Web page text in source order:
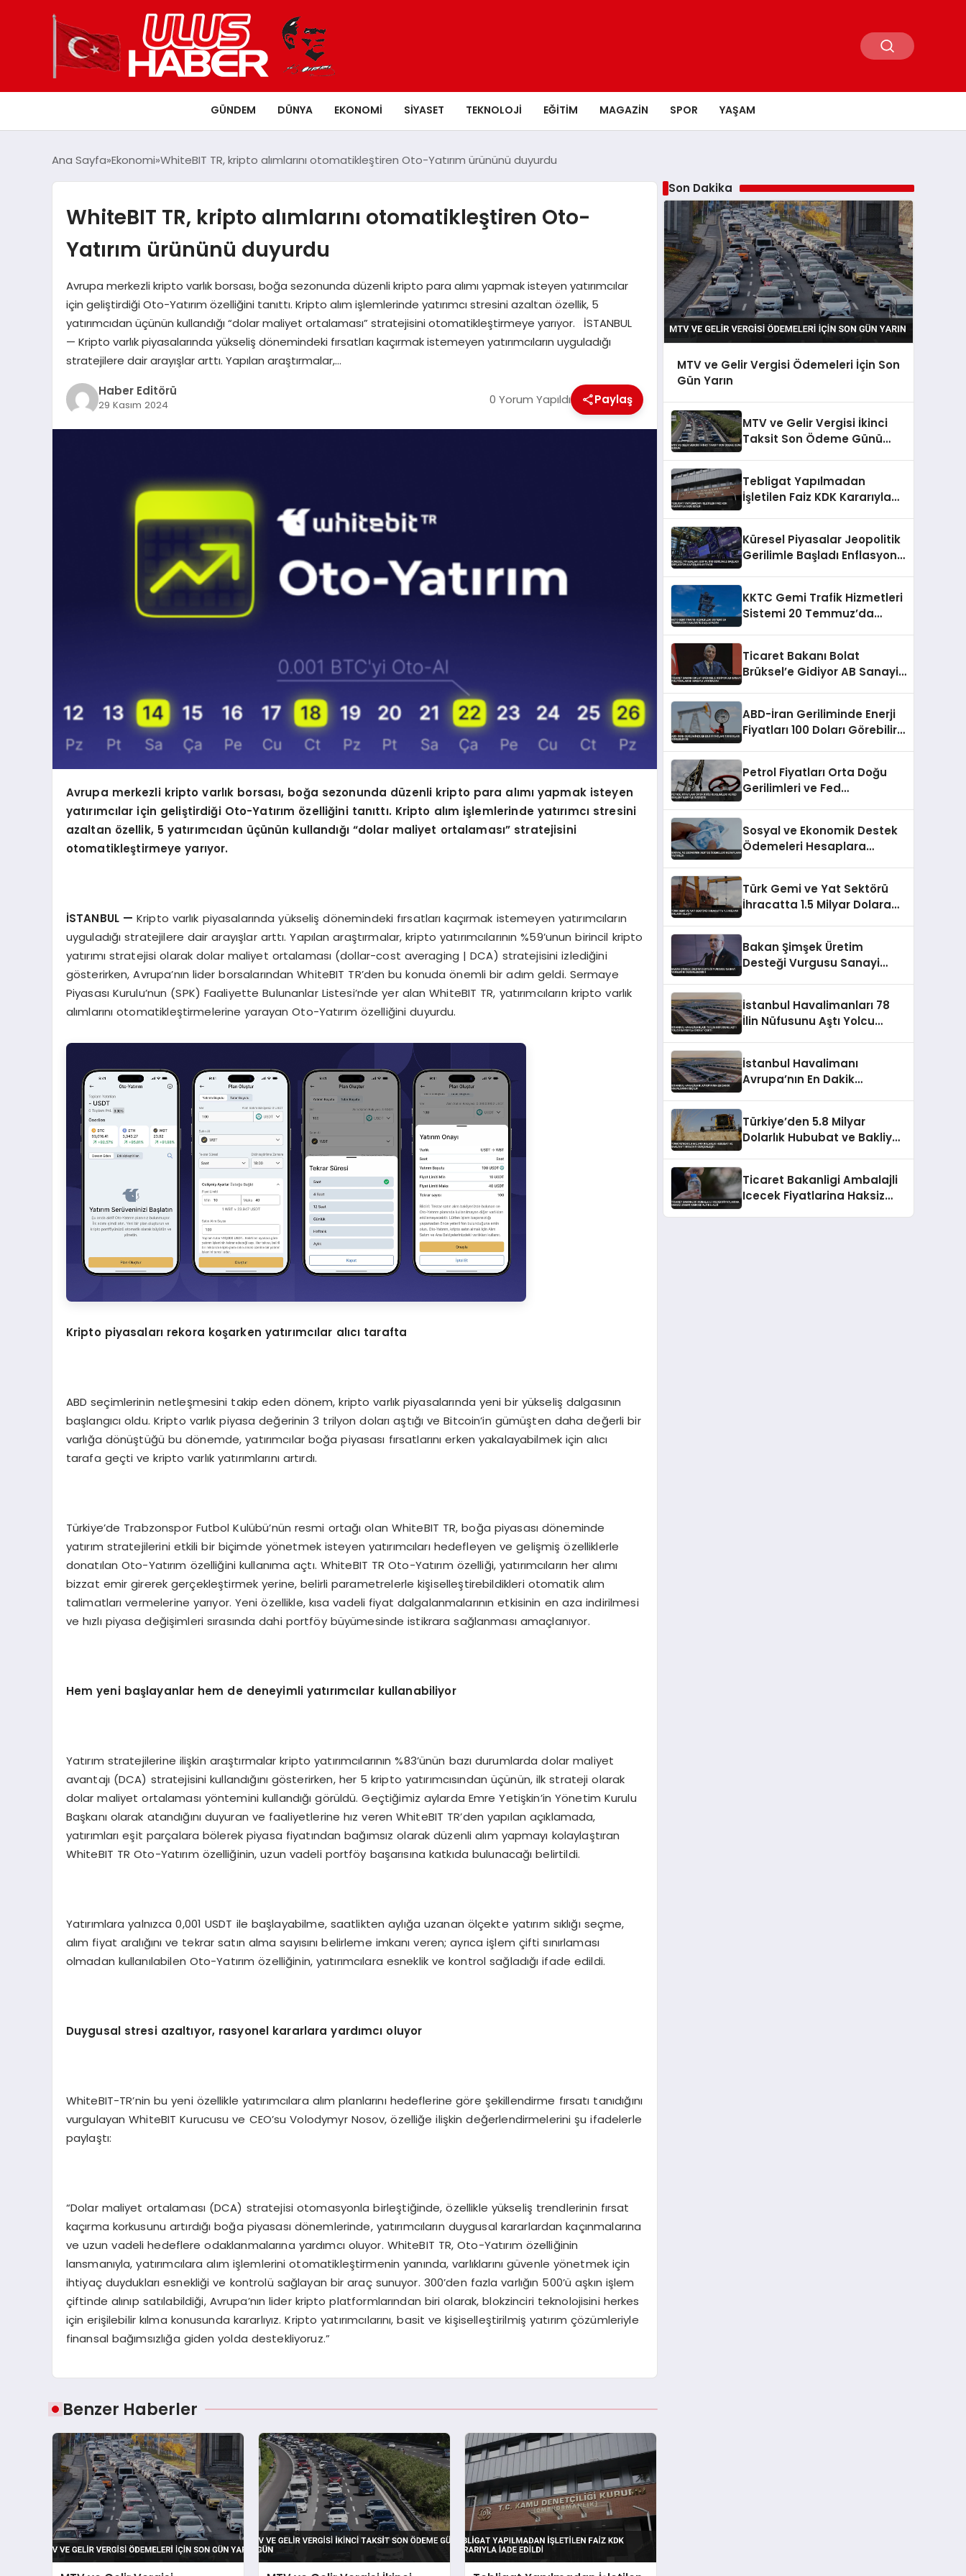
GÜNDEM DÜNYA EKONOMI SIYASET TEKNOLOJI EĞITIM MAGAZIN SPOR YAŞAM
Ana Sayfa Ekonomi WhiteBIT TR, kripto alımlarını otomatikleştiren Oto-Yatırım ürününü duyurdu
WhiteBIT TR, kripto alımlarını otomatikleştiren Oto-
Yatırım ürününü duyurdu
Avrupa merkezli kripto varlık borsası, boğa sezonunda düzenli kripto para alımı yapmak isteyen yatırımcılar
için geliştirdiği Oto-Yatırım özelliğini tanıttı. Kripto alım işlemlerinde yatırımcı stresini azaltan özellik, 5
yatırımcıdan üçünün kullandığı “dolar maliyet ortalaması” stratejisini otomatikleştirmeye yarıyor. İSTANBUL
— Kripto varlık piyasalarında yükseliş dönemindeki fırsatları kaçırmak istemeyen yatırımcıların uyguladığı
stratejilere dair arayışlar arttı. Yapılan araştırmalar,…
Haber Editörü
29 Kasım 2024 0 Yorum Yapıldı Paylaş
Avrupa merkezli kripto varlık borsası, boğa sezonunda düzenli kripto para alımı yapmak isteyen
yatırımcılar için geliştirdiği Oto-Yatırım özelliğini tanıttı. Kripto alım işlemlerinde yatırımcı stresini
azaltan özellik, 5 yatırımcıdan üçünün kullandığı “dolar maliyet ortalaması” stratejisini
otomatikleştirmeye yarıyor.
İSTANBUL — Kripto varlık piyasalarında yükseliş dönemindeki fırsatları kaçırmak istemeyen yatırımcıların
uyguladığı stratejilere dair arayışlar arttı. Yapılan araştırmalar, kripto yatırımcılarının %59’unun birincil kripto
yatırımı stratejisi olarak dolar maliyet ortalaması (dollar-cost averaging | DCA) stratejisini izlediğini
gösterirken, Avrupa’nın lider borsalarından WhiteBIT TR’den bu konuda önemli bir adım geldi. Sermaye
Piyasası Kurulu’nun (SPK) Faaliyette Bulunanlar Listesi’nde yer alan WhiteBIT TR, yatırımcıların kripto varlık
alımlarını otomatikleştirmelerine yarayan Oto-Yatırım özelliğini duyurdu.
Kripto piyasaları rekora koşarken yatırımcılar alıcı tarafta
ABD seçimlerinin netleşmesini takip eden dönem, kripto varlık piyasalarında yeni bir yükseliş dalgasının
başlangıcı oldu. Kripto varlık piyasa değerinin 3 trilyon doları aştığı ve Bitcoin’in gümüşten daha değerli bir
varlığa dönüştüğü bu dönemde, yatırımcılar boğa piyasası fırsatlarını erken yakalayabilmek için alıcı
tarafa geçti ve kripto varlık yatırımlarını artırdı.
Türkiye’de Trabzonspor Futbol Kulübü’nün resmi ortağı olan WhiteBIT TR, boğa piyasası döneminde
yatırım stratejilerini etkili bir biçimde yönetmek isteyen yatırımcıları hedefleyen ve gelişmiş özelliklerle
donatılan Oto-Yatırım özelliğini kullanıma açtı. WhiteBIT TR Oto-Yatırım özelliği, yatırımcıların her alımı
bizzat emir girerek gerçekleştirmek yerine, belirli parametrelerle kişiselleştirebildikleri otomatik alım
talimatları vermelerine yarıyor. Yeni özellikle, kısa vadeli fiyat dalgalanmalarının etkisinin en aza indirilmesi
ve hızlı piyasa değişimleri sırasında dahi portföy büyümesinde istikrara sağlanması amaçlanıyor.
Hem yeni başlayanlar hem de deneyimli yatırımcılar kullanabiliyor
Yatırım stratejilerine ilişkin araştırmalar kripto yatırımcılarının %83’ünün bazı durumlarda dolar maliyet
avantajı (DCA) stratejisini kullandığını gösterirken, her 5 kripto yatırımcısından üçünün, ilk strateji olarak
dolar maliyet ortalaması yöntemini kullandığı görüldü. Geçtiğimiz aylarda Emre Yetişkin’in Yönetim Kurulu
Başkanı olarak atandığını duyuran ve faaliyetlerine hız veren WhiteBIT TR’den yapılan açıklamada,
yatırımları eşit parçalara bölerek piyasa fiyatından bağımsız olarak düzenli alım yapmayı kolaylaştıran
WhiteBIT TR Oto-Yatırım özelliğinin, uzun vadeli portföy başarısına katkıda bulunacağı belirtildi.
Yatırımlara yalnızca 0,001 USDT ile başlayabilme, saatlikten aylığa uzanan ölçekte yatırım sıklığı seçme,
alım fiyat aralığını ve tekrar satın alma sayısını belirleme imkanı veren; ayrıca işlem çifti sınırlaması
olmadan kullanılabilen Oto-Yatırım özelliğinin, yatırımcılara esneklik ve kontrol sağladığı ifade edildi.
Duygusal stresi azaltıyor, rasyonel kararlara yardımcı oluyor
WhiteBIT-TR’nin bu yeni özellikle yatırımcılara alım planlarını hedeflerine göre şekillendirme fırsatı tanıdığını
vurgulayan WhiteBIT Kurucusu ve CEO’su Volodymyr Nosov, özelliğe ilişkin değerlendirmelerini şu ifadelerle
paylaştı:
“Dolar maliyet ortalaması (DCA) stratejisi otomasyonla birleştiğinde, özellikle yükseliş trendlerinin fırsat
kaçırma korkusunu artırdığı boğa piyasası dönemlerinde, yatırımcıların duygusal kararlardan kaçınmalarına
ve uzun vadeli hedeflere odaklanmalarına yardımcı oluyor. WhiteBIT TR, Oto-Yatırım özelliğinin
lansmanıyla, yatırımcılara alım işlemlerini otomatikleştirmenin yanında, varlıklarını güvenle yönetmek için
ihtiyaç duydukları esnekliği ve kontrolü sağlayan bir araç sunuyor. 300’den fazla varlığın 500’ü aşkın işlem
çiftinde alınıp satılabildiği, Avrupa’nın lider kripto platformlarından biri olarak, blokzinciri teknolojisini herkes
için erişilebilir kılma konusunda kararlıyız. Kripto yatırımcılarını, basit ve kişiselleştirilmiş yatırım çözümleriyle
finansal bağımsızlığa giden yolda destekliyoruz.”
Benzer Haberler
Son Dakika
MTV ve Gelir Vergisi Ödemeleri İçin Son
Gün Yarın
MTV ve Gelir Vergisi İkinci
Taksit Son Ödeme Günü
Tebligat Yapılmadan
İşletilen Faiz KDK Kararıyla
Küresel Piyasalar Jeopolitik
Gerilimle Başladı Enflasyon
KKTC Gemi Trafik Hizmetleri
Sistemi 20 Temmuz’da
Ticaret Bakanı Bolat
Brüksel’e Gidiyor AB Sanayi
ABD-İran Geriliminde Enerji
Fiyatları 100 Doları Görebilir
Petrol Fiyatları Orta Doğu
Gerilimleri ve Fed
Sosyal ve Ekonomik Destek
Ödemeleri Hesaplara
Türk Gemi ve Yat Sektörü
İhracatta 1.5 Milyar Dolara
Bakan Şimşek Üretim
Desteği Vurgusu Sanayi
İstanbul Havalimanları 78
İlin Nüfusunu Aştı Yolcu
İstanbul Havalimanı
Avrupa’nın En Dakik
Türkiye’den 5.8 Milyar
Dolarlık Hububat ve Bakliyat
Ticaret Bakanligi Ambalajli
Icecek Fiyatlarina Haksiz